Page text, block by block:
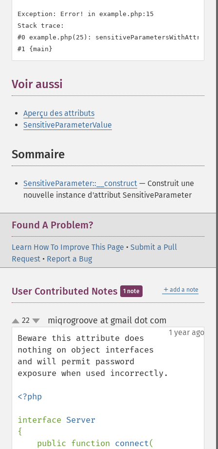
Exception: Error! in example.php:15
Stack trace:
#0 example.php(25):
Voir aussi
Aperçu des attributs
SensitiveParameterValue
Sommaire
SensitiveParameter::__construct — Construit une
nouvelle instance d'attribut SensitiveParameter
Found A Problem?
Learn How To Improve This Page • Submit a Pull
Request • Report a Bug
＋ add a note
User Contributed Notes 1 note
up
down
22 miqrogroove at gmail dot com
1 year ago
Beware this attribute does
nothing on object interfaces
and will permit password
exposure when used incorrectly.
<?php
interface
{
    public function
connect(